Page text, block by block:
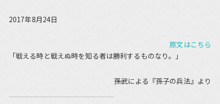
2017年8月24日
原文はこちら
「戦える時と戦えぬ時を知る者は勝利するものなり。」
――孫武による『孫子の兵法』より